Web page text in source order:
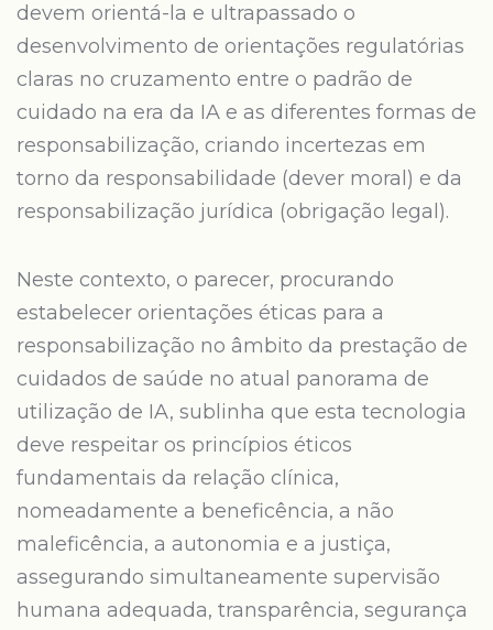
devem orientá-la e ultrapassado o
desenvolvimento de orientações regulatórias
claras no cruzamento entre o padrão de
cuidado na era da IA e as diferentes formas de
responsabilização, criando incertezas em
torno da responsabilidade (dever moral) e da
responsabilização jurídica (obrigação legal).
Neste contexto, o parecer, procurando
estabelecer orientações éticas para a
responsabilização no âmbito da prestação de
cuidados de saúde no atual panorama de
utilização de IA, sublinha que esta tecnologia
deve respeitar os princípios éticos
fundamentais da relação clínica,
nomeadamente a beneficência, a não
maleficência, a autonomia e a justiça,
assegurando simultaneamente supervisão
humana adequada, transparência, segurança